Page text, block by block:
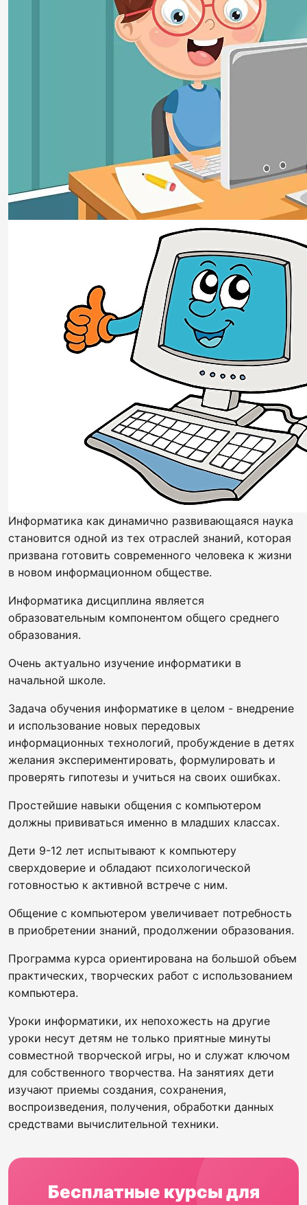
Информатика как динамично развивающаяся наука
становится одной из тех отраслей знаний, которая
призвана готовить современного человека к жизни
в новом информационном обществе.
Информатика дисциплина является
образовательным компонентом общего среднего
образования.
Очень актуально изучение информатики в
начальной школе.
Задача обучения информатике в целом - внедрение
и использование новых передовых
информационных технологий, пробуждение в детях
желания экспериментировать, формулировать и
проверять гипотезы и учиться на своих ошибках.
Простейшие навыки общения с компьютером
должны прививаться именно в младших классах.
Дети 9-12 лет испытывают к компьютеру
сверхдоверие и обладают психологической
готовностью к активной встрече с ним.
Общение с компьютером увеличивает потребность
в приобретении знаний, продолжении образования.
Программа курса ориентирована на большой объем
практических, творческих работ с использованием
компьютера.
Уроки информатики, их непохожесть на другие
уроки несут детям не только приятные минуты
совместной творческой игры, но и служат ключом
для собственного творчества. На занятиях дети
изучают приемы создания, сохранения,
воспроизведения, получения, обработки данных
средствами вычислительной техники.
Бесплатные курсы для